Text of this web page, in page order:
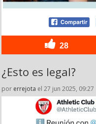
28
¿Esto es legal?
por errejota el 27 jun 2025, 09:27